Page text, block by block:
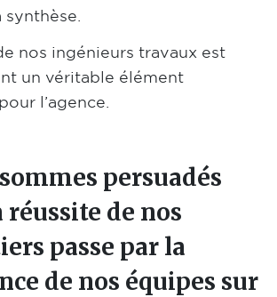
nos ingénieurs travaux est
un véritable élément
l’agence.
persuadés
réussite de nos
passe par la
de nos équipes sur